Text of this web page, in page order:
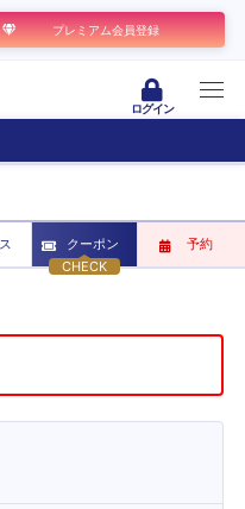
プレミアム会員登録
ログイン
CHECK
クーポン 予約